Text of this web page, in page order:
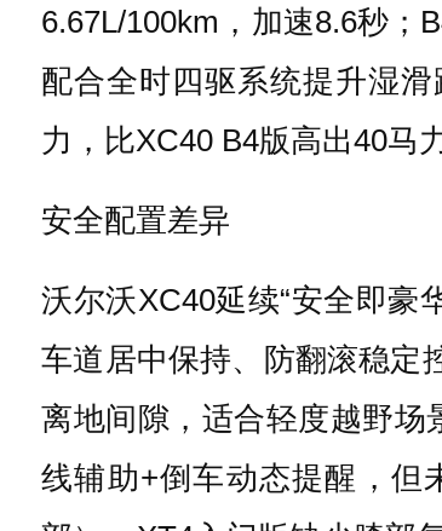
6.67L/100km，加速8.6秒；
配合全时四驱系统提升湿
力，比XC40 B4版高出40马
安全配置差异
沃尔沃XC40延续“安全即豪
车道居中保持、防翻滚稳定
离地间隙，适合轻度越野场
线辅助+倒车动态提醒，但